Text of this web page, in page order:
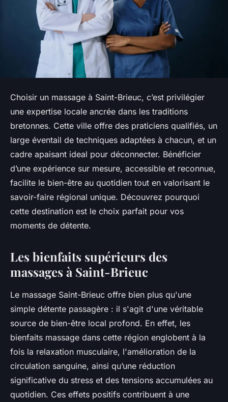
Choisir un massage à Saint-Brieuc, c’est privilégier
une expertise locale ancrée dans les traditions
bretonnes. Cette ville offre des praticiens qualifiés, un
large éventail de techniques adaptées à chacun, et un
cadre apaisant ideal pour déconnecter. Bénéficier
d’une expérience sur mesure, accessible et reconnue,
facilite le bien-être au quotidien tout en valorisant le
savoir-faire régional unique. Découvrez pourquoi
cette destination est le choix parfait pour vos
moments de détente.
Les bienfaits supérieurs des
massages à Saint-Brieuc
Le massage Saint-Brieuc offre bien plus qu'une
simple détente passagère : il s'agit d'une véritable
source de bien-être local profond. En effet, les
bienfaits massage dans cette région englobent à la
fois la relaxation musculaire, l'amélioration de la
circulation sanguine, ainsi qu’une réduction
significative du stress et des tensions accumulées au
quotidien. Ces effets positifs contribuent à une